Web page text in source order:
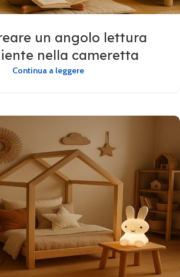
un angolo lettura
nella cameretta
Continua a leggere